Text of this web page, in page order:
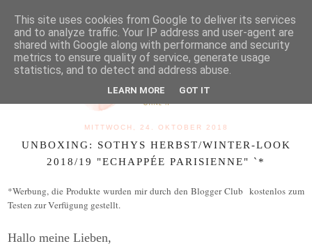
MENU
MITTWOCH, 24. OKTOBER 2018
UNBOXING: SOTHYS HERBST/WINTER-LOOK
2018/19 "ECHAPPÉE PARISIENNE" `*
*Werbung, die Produkte wurden mir durch den Blogger Club kostenlos zum
Testen zur Verfügung gestellt.
Hallo meine Lieben,
This site uses cookies from Google to deliver its services
and to analyze traffic. Your IP address and user-agent are
shared with Google along with performance and security
metrics to ensure quality of service, generate usage
statistics, and to detect and address abuse.
LEARN MORE GOT IT